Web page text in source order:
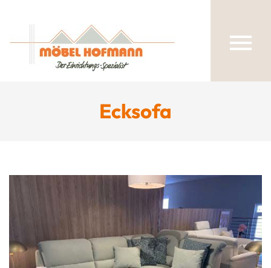
Ecksofa